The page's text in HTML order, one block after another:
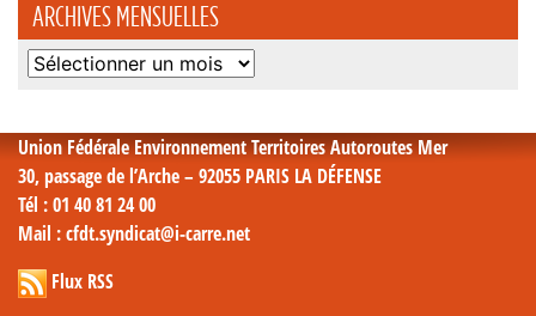
ARCHIVES MENSUELLES
Archives
Union Fédérale Environnement Territoires Autoroutes Mer
30, passage de l’Arche – 92055 PARIS LA DÉFENSE
Tél : 01 40 81 24 00
Mail : cfdt.syndicat@i-carre.net
Flux RSS